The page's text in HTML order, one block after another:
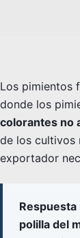
Los pimientos
donde los
colorantes no
de los cultivos
exportador
Respuesta
polilla del